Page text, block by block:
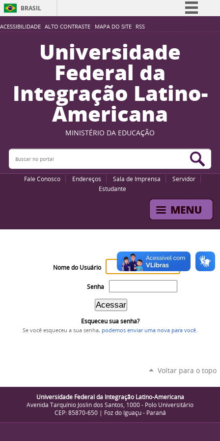
ACESSIBILIDADE ALTO CONTRASTE MAPA DO SITE RSS
BRASIL
Simplifique!
Participe
Acesso à informação
Legislação
Canais
Universidade
Federal da
Integração Latino-
Americana
MINISTÉRIO DA EDUCAÇÃO
Buscar no portal
Fale Conosco Endereços Sala de Imprensa
Servidor
Estudante
Nome do Usuário
Senha
Esqueceu sua senha?
Se você esqueceu a sua senha, podemos enviar uma nova para você.
Voltar para o topo
Universidade Federal da Integração Latino-Americana
Avenida Tarquínio Joslin dos Santos, 1000 - Polo Universitário
CEP: 85870-650 | Foz do Iguaçu - Paraná